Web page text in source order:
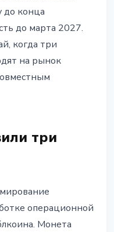
и
до конца
до марта 2027.
когда три
на рынок
три
операционной
Монета